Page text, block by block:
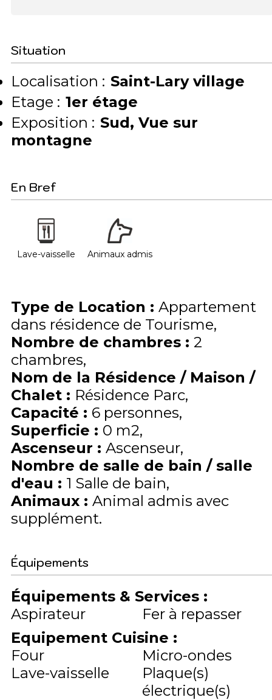
Situation
Localisation : Saint-Lary village
Etage : 1er étage
Exposition : Sud Vue sur
montagne
En Bref
Lave-vaisselle Animaux admis
Type de Location : Appartement
dans résidence de Tourisme
Nombre de chambres : 2
chambres
Nom de la Résidence / Maison /
Chalet : Résidence Parc
Capacité : 6 personnes
Superficie : 0 m2
Ascenseur : Ascenseur
Nombre de salle de bain / salle
d'eau : 1 Salle de bain
Animaux : Animal admis avec
supplément
Équipements
Équipements & Services :
Aspirateur
Fer à repasser
Equipement Cuisine :
Four
Micro-ondes
Lave-vaisselle
Plaque(s)
électrique(s)